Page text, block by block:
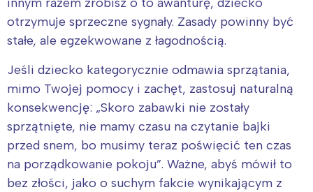
otrzymuje sprzeczne sygnały. Zasady powinny być
stałe, ale egzekwowane z łagodnością.
Jeśli dziecko kategorycznie odmawia sprzątania,
mimo Twojej pomocy i zachęt, zastosuj naturalną
konsekwencję: „Skoro zabawki nie zostały
sprzątnięte, nie mamy czasu na czytanie bajki
przed snem, bo musimy teraz poświęcić ten czas
na porządkowanie pokoju”. Ważne, abyś mówił to
bez złości, jako o suchym fakcie wynikającym z